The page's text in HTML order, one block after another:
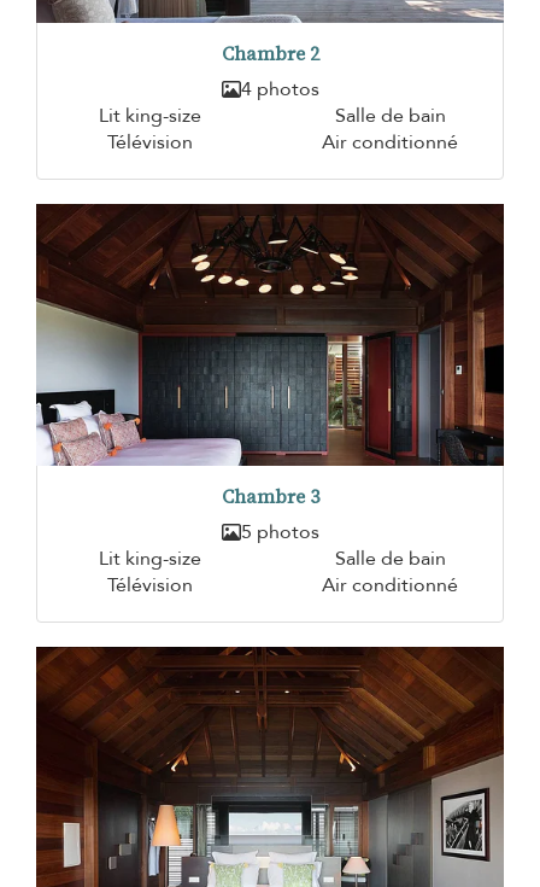
Chambre 2
4 photos
Lit king-size
Salle de bain
Télévision
Air conditionné
Chambre 3
5 photos
Lit king-size
Salle de bain
Télévision
Air conditionné